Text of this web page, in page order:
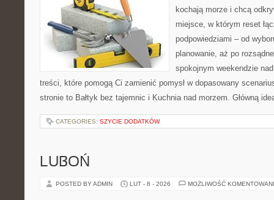
kochają morze i chcą
miejsce, w którym reset
podpowiedziami – od
planowanie, aż po
spokojnym weekendzie
treści, które pomogą Ci zamienić pomysł w dopasowany
stronie to Bałtyk bez tajemnic i Kuchnia nad morzem. Główną
CATEGORIES: SZYCIE DODATKÓW
LUBOŃ
POSTED BY ADMIN LUT - 8 - 2026 MOŻLIWOŚĆ